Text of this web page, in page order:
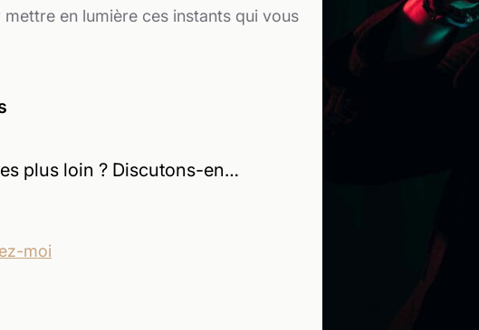
en lumière ces instants qui vous
plus loin ? Discutons-en…
moi